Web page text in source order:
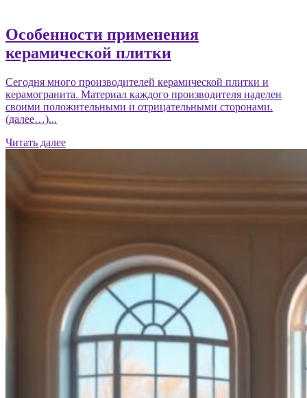
Особенности применения
керамической плитки
Сегодня много производителей керамической плитки и
керамогранита. Материал каждого производителя наделен
своими положительными и отрицательными сторонами.
(далее…)...
Читать далее